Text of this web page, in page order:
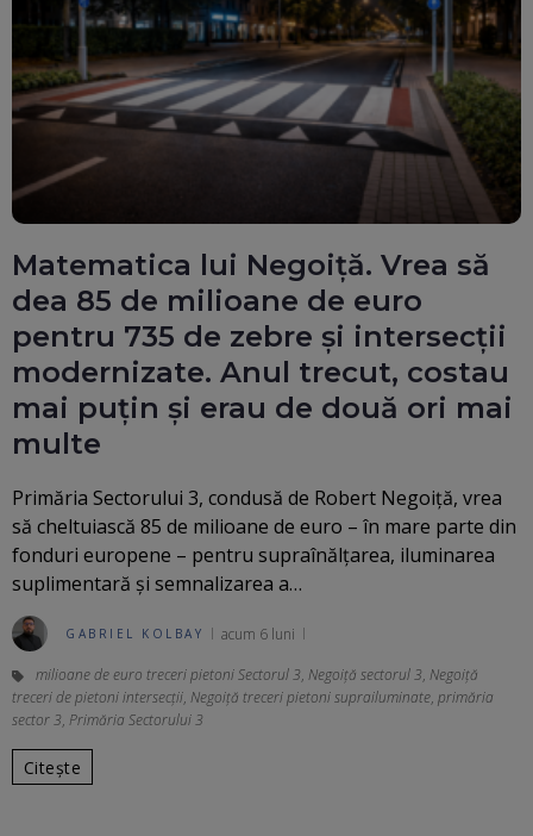
Matematica lui Negoiță. Vrea să
dea 85 de milioane de euro
pentru 735 de zebre și intersecții
modernizate. Anul trecut, costau
mai puțin și erau de două ori mai
multe
Primăria Sectorului 3, condusă de Robert Negoiţă, vrea
să cheltuiască 85 de milioane de euro – în mare parte din
fonduri europene – pentru supraînălţarea, iluminarea
suplimentară și semnalizarea a…
GABRIEL KOLBAY acum 6 luni
milioane de euro treceri pietoni Sectorul 3, Negoiță sectorul 3, Negoiță
treceri de pietoni intersecții, Negoiță treceri pietoni suprailuminate, primăria
sector 3, Primăria Sectorului 3
Citește